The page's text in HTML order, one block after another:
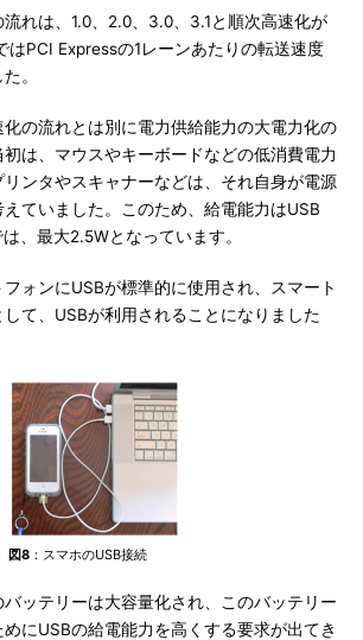
れは、1.0、2.0、3.0、3.1と順次高速化が
はPCI Expressの1レーンあたりの転送速度
。
の流れとは別に電力供給能力の大電力化の
は、マウスやキーボードなどの低消費電力
ンタやスキャナーなどは、それ自身が電源
ていました。このため、給電能力はUSB
、最大2.5Wとなっています。
ォンにUSBが標準的に使用され、スマート
て、USBが利用されることになりました
図8 ：スマホのUSB接続
ッテリーは大容量化され、このバッテリー
にUSBの給電能力を高くする要求が出てき